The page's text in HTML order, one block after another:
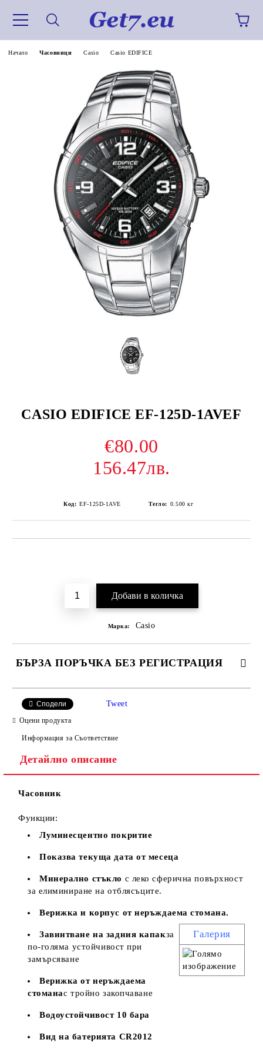
Начало Часовници Casio Casio EDIFICE
CASIO EDIFICE EF-125D-1AVEF
€80.00
156.47лв.
Код: EF-125D-1AVE Тегло: 0.500 кг
Марка: Casio
БЪРЗА ПОРЪЧКА БЕЗ РЕГИСТРАЦИЯ
Ние ще се свържем с вас в рамките на работния ден, за
Сподели Tweet
Оцени продукта
Информация за Съответствие
Детайлно описание
Часовник
Функции:
Луминесцентно покритие
Показва текуща дата от месеца
Минерално стъкло с леко сферична повърхност
за елиминиране на отблясъците.
Верижка и корпус от неръждаема стомана.
Галерия
Завинтване на задния капакза
по-голяма устойчивост при
замърсяване
Верижка от неръждаема
стоманас тройно закопчаване
Водоустойчивост 10 бара
Вид на батерията CR2012